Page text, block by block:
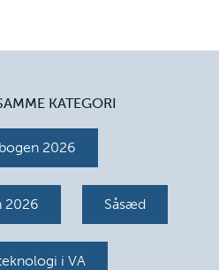
KATEGORI
2026
2026 Såsæd
i VA